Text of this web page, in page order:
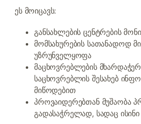
ეს მოიცავს:
განსახლების ცენტრების
მომსახურების სათანადოდ
უზრუნველყოფა
მაცხოვრებლების
საცხოვრებლის შესახებ
მიწოდებით
პროვაიდერებთან მუშაობა
გადასაჭრელად, სადაც ისინი